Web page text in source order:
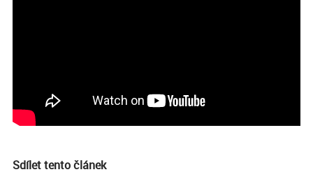
Sdílet tento článek